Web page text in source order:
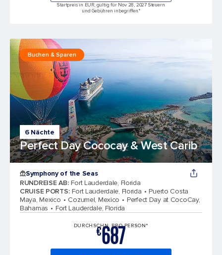
Startpreis in EUR, gültig für Nov 28, 2027 Steuern
und Gebühren inbegriffen.*
6 Nächte
Perfect Day Cococay & West Carib
Buchen & Sparen
Symphony of the Seas
RUNDREISE AB: Fort Lauderdale, Florida
CRUISE PORTS: Fort Lauderdale, Florida
Puerto Costa
Maya, Mexico
Cozumel, Mexico
Perfect Day at CocoCay,
Bahamas
Fort Lauderdale, Florida
DURCHSCHN. PRO PERSON*
€687